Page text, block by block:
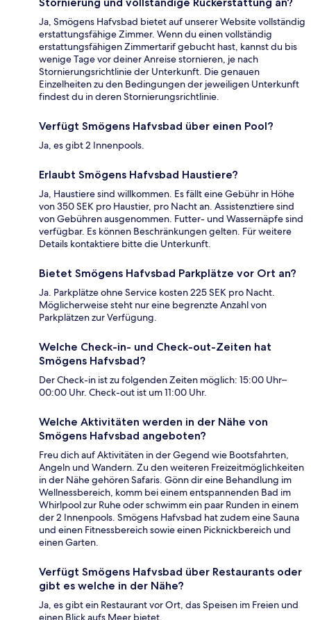
Ja, Smögens Hafvsbad bietet auf unserer Website vollständig
erstattungsfähige Zimmer. Wenn du einen vollständig
erstattungsfähigen Zimmertarif gebucht hast, kannst du bis
wenige Tage vor deiner Anreise stornieren, je nach
Stornierungsrichtlinie der Unterkunft. Die genauen
Einzelheiten zu den Bedingungen der jeweiligen Unterkunft
findest du in deren Stornierungsrichtlinie.
Verfügt Smögens Hafvsbad über einen Pool?
Ja, es gibt 2 Innenpools.
Erlaubt Smögens Hafvsbad Haustiere?
Ja, Haustiere sind willkommen. Es fällt eine Gebühr in Höhe
von 350 SEK pro Haustier, pro Nacht an. Assistenztiere sind
von Gebühren ausgenommen. Futter- und Wassernäpfe sind
verfügbar. Es können Beschränkungen gelten. Für weitere
Details kontaktiere bitte die Unterkunft.
Bietet Smögens Hafvsbad Parkplätze vor Ort an?
Ja. Parkplätze ohne Service kosten 225 SEK pro Nacht.
Möglicherweise steht nur eine begrenzte Anzahl von
Parkplätzen zur Verfügung.
Welche Check-in- und Check-out-Zeiten hat
Smögens Hafvsbad?
Der Check-in ist zu folgenden Zeiten möglich: 15:00 Uhr–
00:00 Uhr. Check-out ist um 11:00 Uhr.
Welche Aktivitäten werden in der Nähe von
Smögens Hafvsbad angeboten?
Freu dich auf Aktivitäten in der Gegend wie Bootsfahrten,
Angeln und Wandern. Zu den weiteren Freizeitmöglichkeiten
in der Nähe gehören Safaris. Gönn dir eine Behandlung im
Wellnessbereich, komm bei einem entspannenden Bad im
Whirlpool zur Ruhe oder schwimm ein paar Runden in einem
der 2 Innenpools. Smögens Hafvsbad hat zudem eine Sauna
und einen Fitnessbereich sowie einen Picknickbereich und
einen Garten.
Verfügt Smögens Hafvsbad über Restaurants oder
gibt es welche in der Nähe?
Ja, es gibt ein Restaurant vor Ort, das Speisen im Freien und
einen Blick aufs Meer bietet.